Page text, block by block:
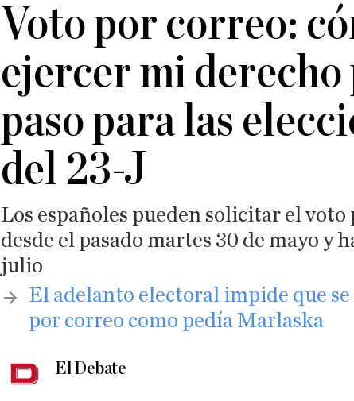
Voto por correo:
ejercer mi derecho
paso para las
del 23-J
Los españoles pueden solicitar el voto
desde el pasado martes 30 de mayo y
julio
​El adelanto electoral impide que
por correo como pedía Marlaska
El Debate